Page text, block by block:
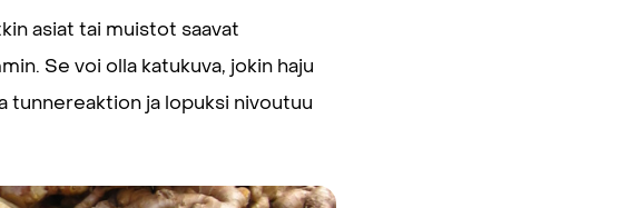
asiat tai muistot saavat
Se voi olla katukuva, jokin haju
tunnereaktion ja lopuksi nivoutuu